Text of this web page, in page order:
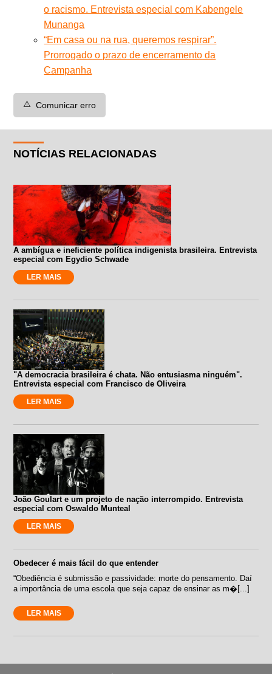
o racismo. Entrevista especial com Kabengele
Munanga
“Em casa ou na rua, queremos respirar”.
Prorrogado o prazo de encerramento da
Campanha
⚠️ Comunicar erro
NOTÍCIAS RELACIONADAS
A ambígua e ineficiente política indigenista brasileira. Entrevista
especial com Egydio Schwade
LER MAIS
"A democracia brasileira é chata. Não entusiasma ninguém".
Entrevista especial com Francisco de Oliveira
LER MAIS
João Goulart e um projeto de nação interrompido. Entrevista
especial com Oswaldo Munteal
LER MAIS
Obedecer é mais fácil do que entender
“Obediência é submissão e passividade: morte do pensamento. Daí
a importância de uma escola que seja capaz de ensinar as m�[...]
LER MAIS